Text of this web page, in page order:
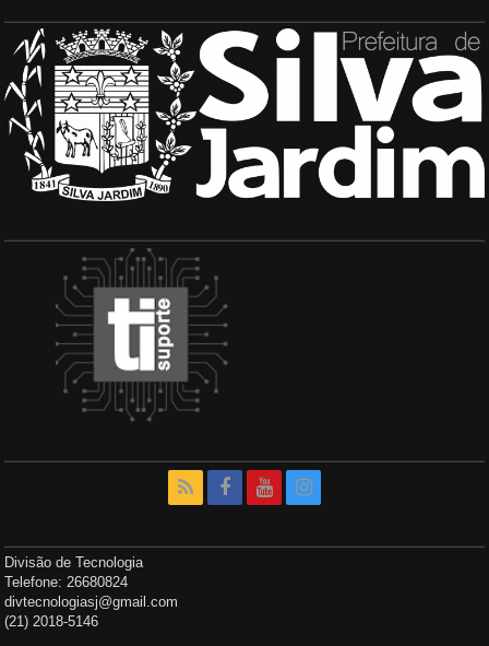
Divisão de Tecnologia
Telefone: 26680824
divtecnologiasj@gmail.com
(21) 2018-5146